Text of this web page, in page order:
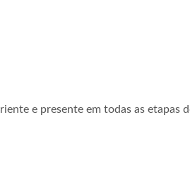
e presente em todas as etapas